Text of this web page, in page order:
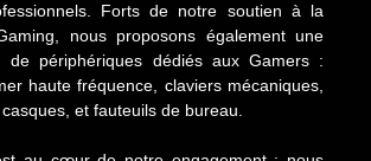
Forts de notre soutien à la
nous proposons également une
de périphériques dédiés aux Gamers :
haute fréquence, claviers mécaniques,
et fauteuils de bureau.